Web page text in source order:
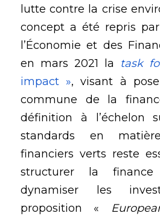
lutte contre la crise
concept a été repris
l’Économie et des
en mars 2021 la
task
impact », visant à
commune de la
définition à l’échelon
standards en
financiers verts reste
structurer la
dynamiser les
proposition «